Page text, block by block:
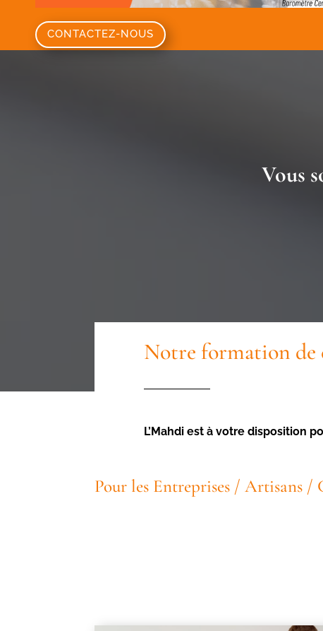
CONTACTEZ-NOUS
Vous
Notre formation de
L’Mahdi est à votre disposition
Pour les Entreprises / Artisans /